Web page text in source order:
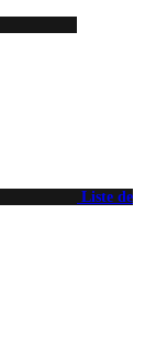
Liste de